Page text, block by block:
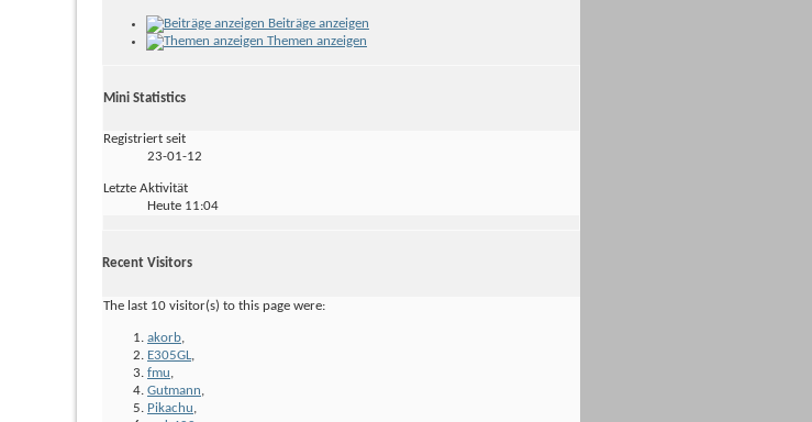
Beiträge anzeigen
Themen anzeigen
Mini Statistics
Registriert seit
23-01-12
Letzte Aktivität
Heute 11:04
Recent Visitors
The last 10 visitor(s) to this page were:
akorb,
E305GL,
fmu,
Gutmann,
Pikachu,